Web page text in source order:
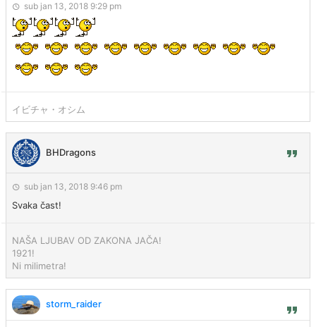
sub jan 13, 2018 9:29 pm
イビチャ・オシム
BHDragons
sub jan 13, 2018 9:46 pm
Svaka čast!
NAŠA LJUBAV OD ZAKONA JAČA!
1921!
Ni milimetra!
storm_raider